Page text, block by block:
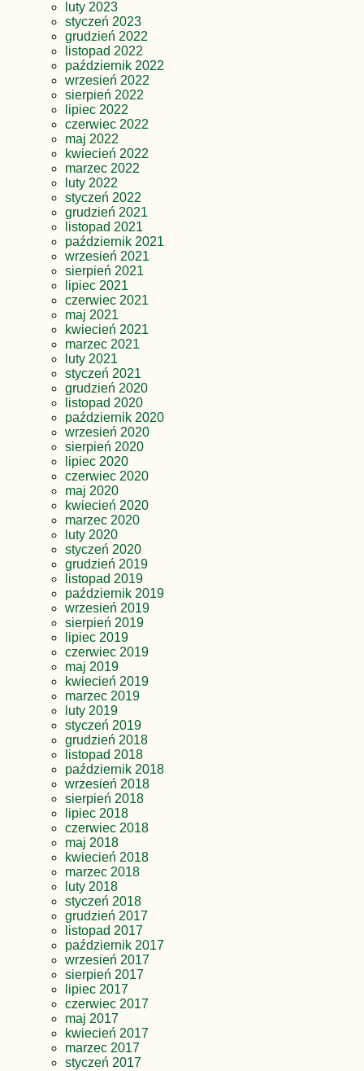
luty 2023
styczeń 2023
grudzień 2022
listopad 2022
październik 2022
wrzesień 2022
sierpień 2022
lipiec 2022
czerwiec 2022
maj 2022
kwiecień 2022
marzec 2022
luty 2022
styczeń 2022
grudzień 2021
listopad 2021
październik 2021
wrzesień 2021
sierpień 2021
lipiec 2021
czerwiec 2021
maj 2021
kwiecień 2021
marzec 2021
luty 2021
styczeń 2021
grudzień 2020
listopad 2020
październik 2020
wrzesień 2020
sierpień 2020
lipiec 2020
czerwiec 2020
maj 2020
kwiecień 2020
marzec 2020
luty 2020
styczeń 2020
grudzień 2019
listopad 2019
październik 2019
wrzesień 2019
sierpień 2019
lipiec 2019
czerwiec 2019
maj 2019
kwiecień 2019
marzec 2019
luty 2019
styczeń 2019
grudzień 2018
listopad 2018
październik 2018
wrzesień 2018
sierpień 2018
lipiec 2018
czerwiec 2018
maj 2018
kwiecień 2018
marzec 2018
luty 2018
styczeń 2018
grudzień 2017
listopad 2017
październik 2017
wrzesień 2017
sierpień 2017
lipiec 2017
czerwiec 2017
maj 2017
kwiecień 2017
marzec 2017
styczeń 2017